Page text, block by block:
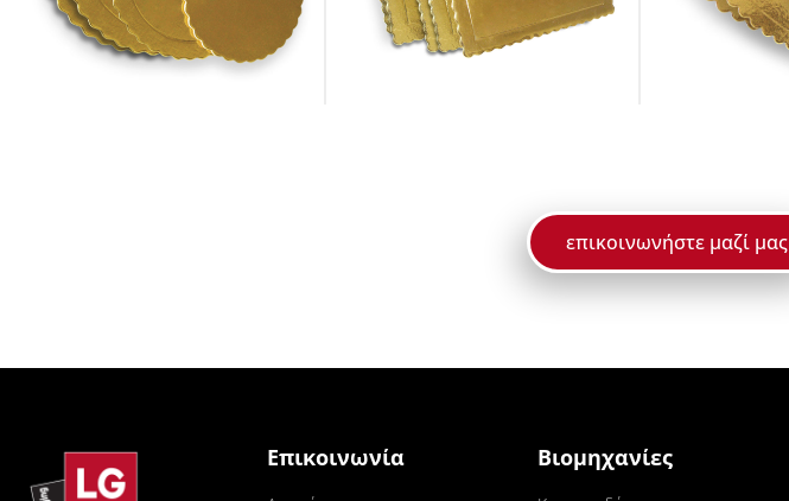
επικοινωνήστε μαζί μας
Επικοινωνία Βιομηχανίες